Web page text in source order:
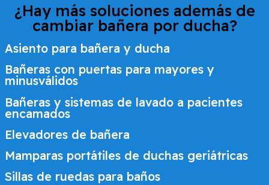
¿Hay más soluciones además de
cambiar bañera por ducha?
Asiento para bañera y ducha
Bañeras con puertas para mayores y
minusválidos
Bañeras y sistemas de lavado a pacientes
encamados
Elevadores de bañera
Mamparas portátiles de duchas geriátricas
Sillas de ruedas para baños